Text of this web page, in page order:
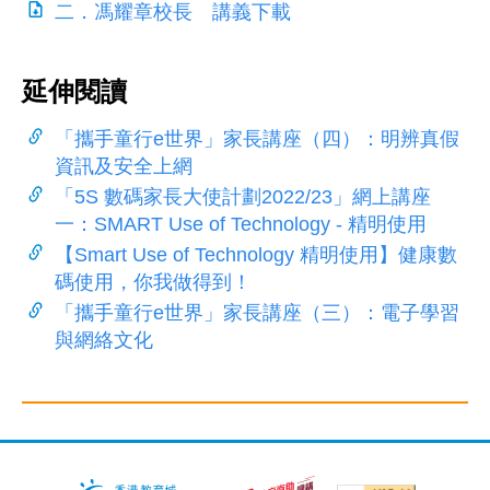
二．馮耀章校長 講義下載
延伸閱讀
「攜手童行e世界」家長講座（四）：明辨真假
資訊及安全上網
「5S 數碼家長大使計劃2022/23」網上講座
一：SMART Use of Technology - 精明使用
【Smart Use of Technology 精明使用】健康數
碼使用，你我做得到！
「攜手童行e世界」家長講座（三）：電子學習
與網絡文化